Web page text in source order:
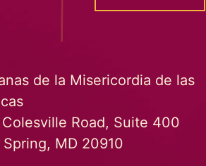
de la Misericordia de las
Road, Suite 400
MD 20910